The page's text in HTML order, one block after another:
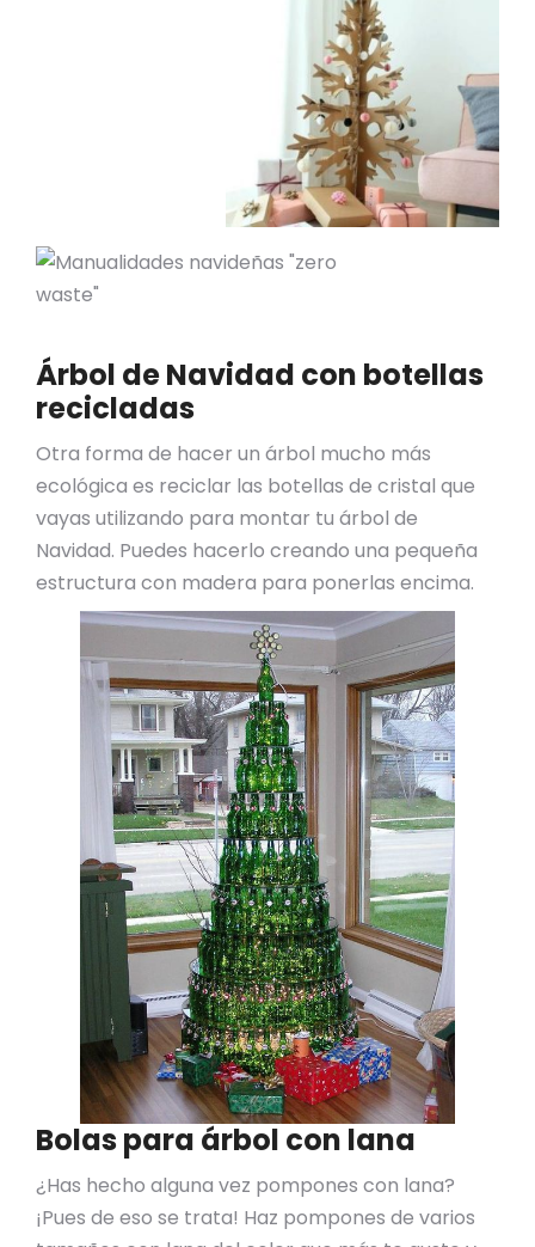
Árbol de Navidad con botellas
recicladas
Otra forma de hacer un árbol mucho más
ecológica es reciclar las botellas de cristal que
vayas utilizando para montar tu árbol de
Navidad. Puedes hacerlo creando una pequeña
estructura con madera para ponerlas encima.
Bolas para árbol con lana
¿Has hecho alguna vez pompones con lana?
¡Pues de eso se trata! Haz pompones de varios